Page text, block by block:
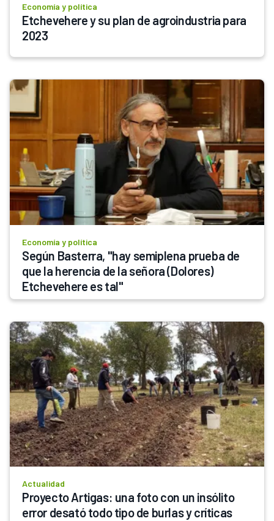
Economía y política
Etchevehere y su plan de agroindustria para
Economía y política
Según Basterra, "hay semiplena prueba de
que la herencia de la señora (Dolores)
Etchevehere es tal"
Actualidad
Proyecto Artigas: una foto con un insólito
error desató todo tipo de burlas y críticas